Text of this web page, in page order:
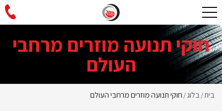
חוקי תנועה מוזרים מרחבי
העולם
בית/בלוג/ חוקי תנועה מוזרים מרחבי העולם